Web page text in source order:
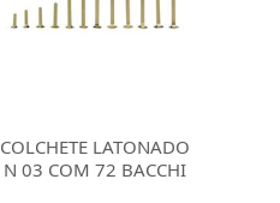
COLCHETE LATONADO
N 03 COM 72 BACCHI